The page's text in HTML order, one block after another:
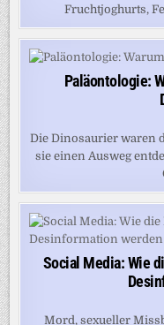
Fruchtjoghurts,
Paläontologie:
Die Dinosaurier waren
sie einen Ausweg
Social Media: Wie
Mord, sexueller